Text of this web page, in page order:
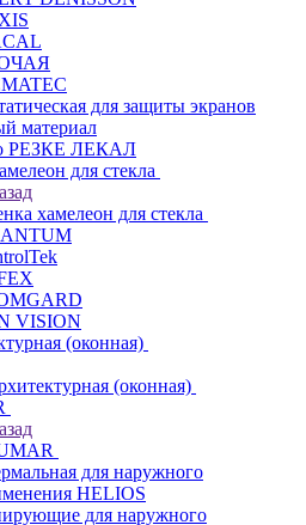
для защиты экранов
материал
РЕЗКЕ ЛЕКАЛ
для стекла
хамелеон для стекла
VISION
(оконная)
(оконная)
для наружного
HELIOS
для наружного